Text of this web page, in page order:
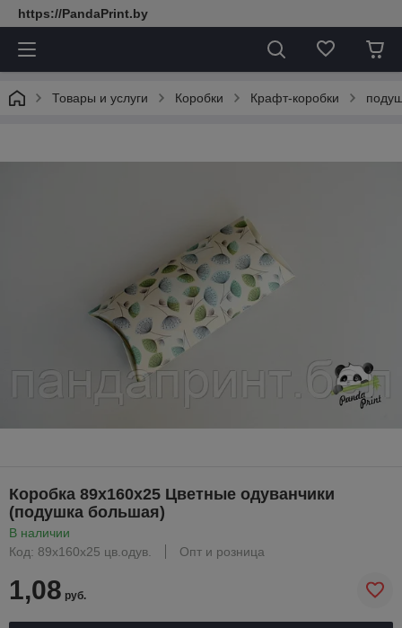
https://PandaPrint.by
Товары и услуги Коробки Крафт-коробки
Коробка 89х160х25 Цветные одуванчики
(подушка большая)
В наличии
Код: 89х160х25 цв.одув.
Опт и розница
1,08 руб.